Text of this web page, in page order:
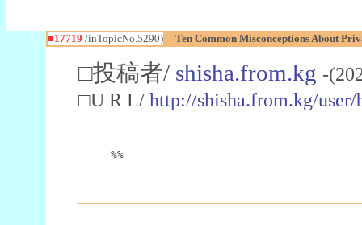
■17719 /inTopicNo.5290) Ten Common Misconceptions About
□投稿者/ shisha.from.kg -
□U R L/ http://shisha.from.kg/
%%